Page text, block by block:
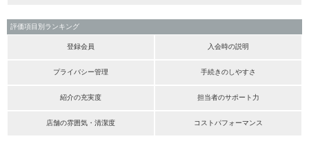
評価項目別ランキング
登録会員 入会時の説明
プライバシー管理 手続きのしやすさ
紹介の充実度 担当者のサポート力
店舗の雰囲気・清潔度 コストパフォーマンス